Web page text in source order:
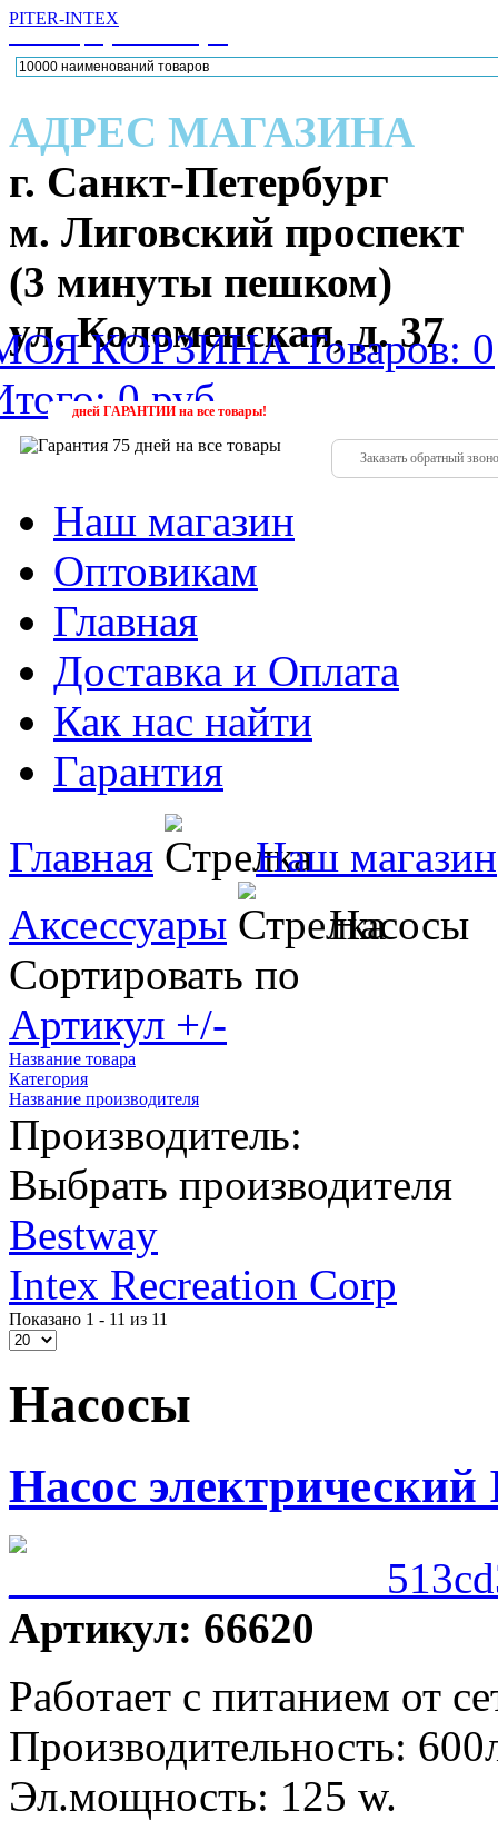
PITER-INTEX
АДРЕС МАГАЗИНА
г. Санкт-Петербург
м. Лиговский проспект
(3 минуты пешком)
ул. Коломенская, д. 37
Заказать обратный
КОРЗИНА Товаров: 0
0 руб.
дней ГАРАНТИИ на все товары!
Наш магазин
Оптовикам
Главная
Доставка и Оплата
Как нас найти
Гарантия
Главная
Наш магазин
Аксессуары
Насосы
Сортировать по
Артикул +/-
Название товара
Категория
Название производителя
Производитель:
Выбрать производителя
Bestway
Intex Recreation Corp
Показано 1 - 11 из 11
Насосы
Насос
Артикул: 66620
Работает с питанием от
Производительность:
Эл.мощность: 125 w.